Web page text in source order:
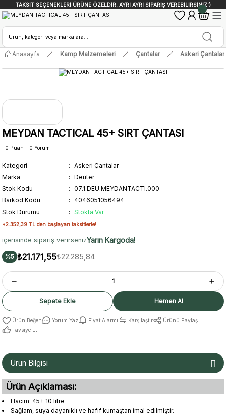
TAKSİT SEÇENEKLERİ ÜRÜNE ÖZELDİR. AYRI AYRI SİPARİŞ VEREBİLİRSİNİZ:)
Anasayfa Kamp Malzemeleri Çantalar Askeri Çantalar
MEYDAN TACTICAL 45+ SIRT ÇANTASI
0 Puan - 0 Yorum
Kategori
Askeri Çantalar
Marka
Deuter
Stok Kodu
07.1.DEU.MEYDANTACTI.000
Barkod Kodu
4046051056494
Stok Durumu
Stokta Var
*2.352,39 TL den başlayan taksitlerle!
içerisinde sipariş verirsenizYarın Kargoda!
%5 ₺21.171,55₺22.285,84
Sepete Ekle Hemen Al
Yorum Yaz Fiyat Alarmı Karşılaştır
Ürünü Paylaş
Tavsiye Et
Ürün Bilgisi
Ürün Açıklaması:
Hacim: 45+ 10 litre
Sağlam, suya dayanıklı ve hafif kumaştan imal edilmiştir.